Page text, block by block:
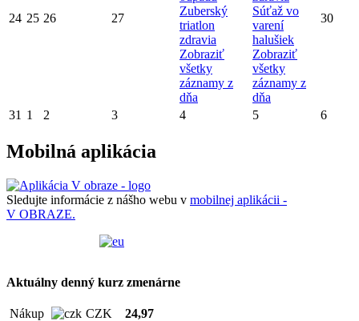
24 25 26 27
Zuberský
triatlon
zdravia
Zobraziť
všetky
záznamy z
dňa
Súťaž vo
varení
halušiek
Zobraziť
všetky
záznamy z
dňa
30
31 1 2 3 4 5 6
Mobilná aplikácia
Sledujte informácie z nášho webu v mobilnej aplikácii -
V OBRAZE.
Aktuálny denný kurz zmenárne
Nákup CZK 24,97